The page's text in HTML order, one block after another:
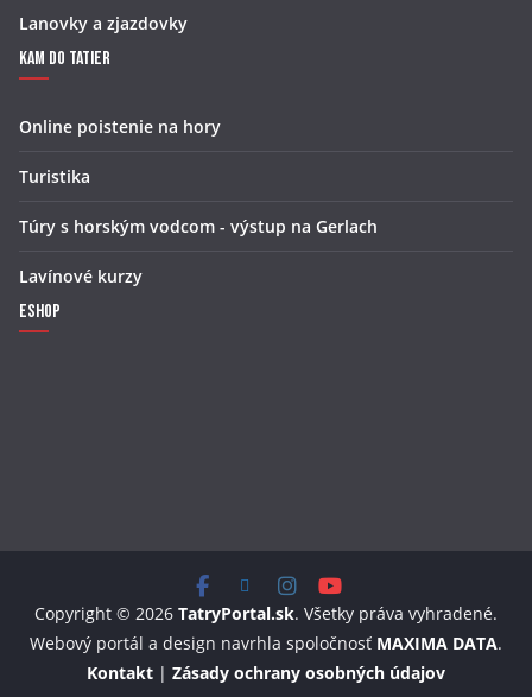
Lanovky a zjazdovky
Kam do Tatier
Online poistenie na hory
Turistika
Túry s horským vodcom - výstup na Gerlach
Lavínové kurzy
Eshop
Copyright © 2026 TatryPortal.sk. Všetky práva vyhradené.
Webový portál a design navrhla spoločnosť MAXIMA DATA.
Kontakt | Zásady ochrany osobných údajov